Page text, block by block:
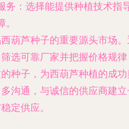
务：选择能提供种植技术指
葫芦种子的重要源头市场
选可靠厂家并把握价格规
种子，为西葫芦种植的成
沟通，与诚信的供应商建
定供应。